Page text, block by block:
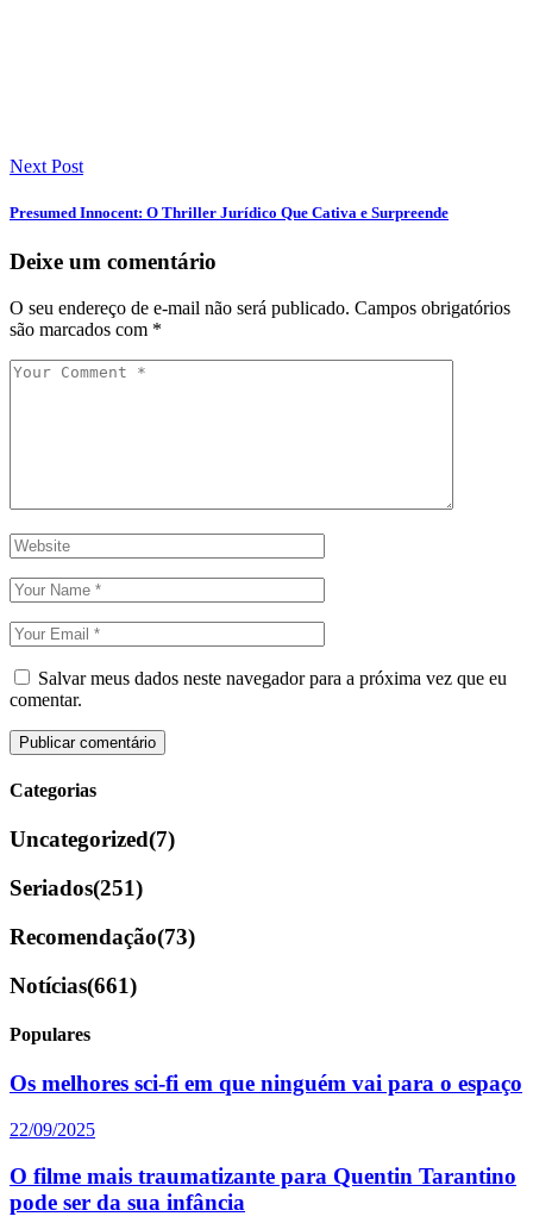
Next Post
Presumed Innocent: O Thriller Jurídico Que Cativa e Surpreende
Deixe um comentário
O seu endereço de e-mail não será publicado. Campos obrigatórios
são marcados com *
Salvar meus dados neste navegador para a próxima vez que eu
comentar.
Categorias
Uncategorized(7)
Seriados(251)
Recomendação(73)
Notícias(661)
Populares
Os melhores sci-fi em que ninguém vai para o espaço
22/09/2025
O filme mais traumatizante para Quentin Tarantino
pode ser da sua infância